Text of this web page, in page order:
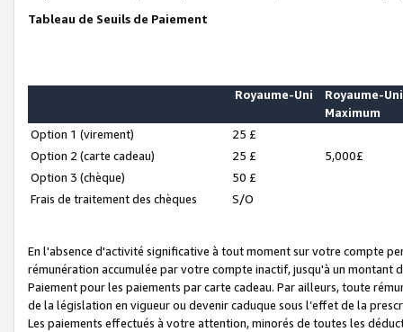
Tableau de Seuils de Paiement
Royaume-Uni
Royaume-Uni
Maximum
Option 1 (virement)
25 £
Option 2 (carte cadeau)
25 £
5,000£
Option 3 (chèque)
50 £
Frais de traitement des chèques
S/O
En l'absence d'activité significative à tout moment sur votre compte
rémunération accumulée par votre compte inactif, jusqu'à un montant
Paiement pour les paiements par carte cadeau. Par ailleurs, toute
de la législation en vigueur ou devenir caduque sous l’effet de la
Les paiements effectués à votre attention, minorés de toutes les